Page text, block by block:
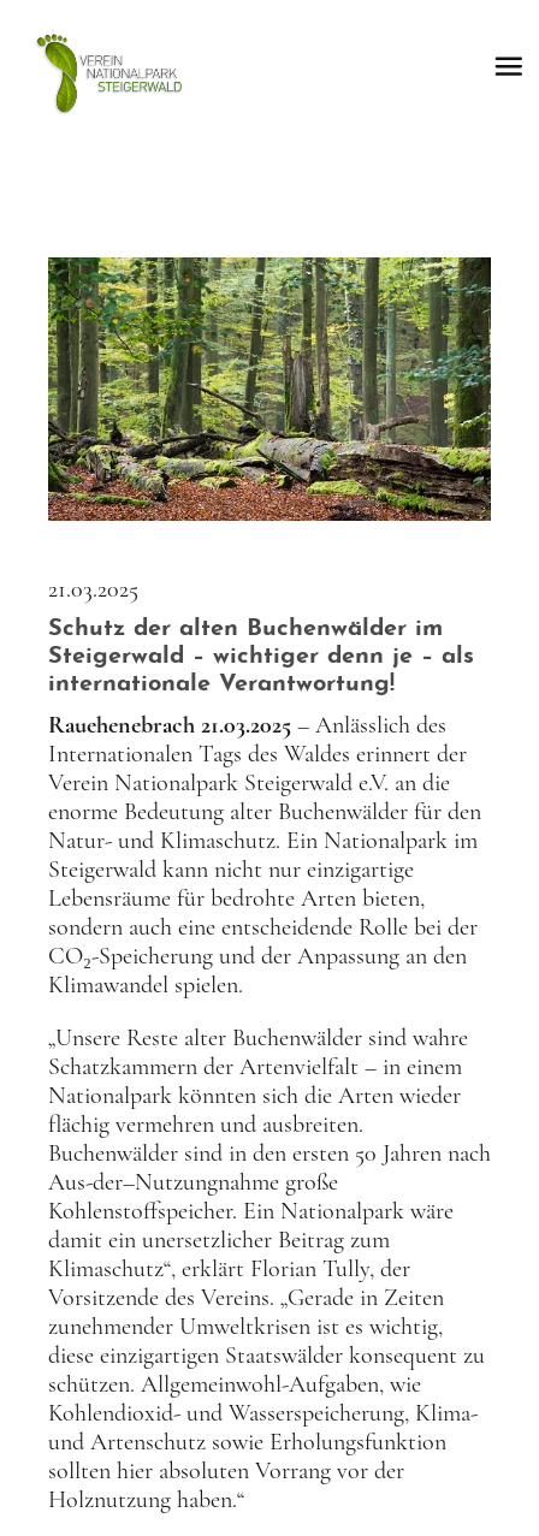
21.03.2025
Schutz der alten Buchenwälder im
Steigerwald – wichtiger denn je – als
internationale Verantwortung!
Rauehenebrach 21.03.2025 – Anlässlich des
Internationalen Tags des Waldes erinnert der
Verein Nationalpark Steigerwald e.V. an die
enorme Bedeutung alter Buchenwälder für den
Natur- und Klimaschutz. Ein Nationalpark im
Steigerwald kann nicht nur einzigartige
Lebensräume für bedrohte Arten bieten,
sondern auch eine entscheidende Rolle bei der
CO₂-Speicherung und der Anpassung an den
Klimawandel spielen.
„Unsere Reste alter Buchenwälder sind wahre
Schatzkammern der Artenvielfalt – in einem
Nationalpark könnten sich die Arten wieder
flächig vermehren und ausbreiten.
Buchenwälder sind in den ersten 50 Jahren nach
Aus-der–Nutzungnahme große
Kohlenstoffspeicher. Ein Nationalpark wäre
damit ein unersetzlicher Beitrag zum
Klimaschutz“, erklärt Florian Tully, der
Vorsitzende des Vereins. „Gerade in Zeiten
zunehmender Umweltkrisen ist es wichtig,
diese einzigartigen Staatswälder konsequent zu
schützen. Allgemeinwohl-Aufgaben, wie
Kohlendioxid- und Wasserspeicherung, Klima-
und Artenschutz sowie Erholungsfunktion
sollten hier absoluten Vorrang vor der
Holznutzung haben.“